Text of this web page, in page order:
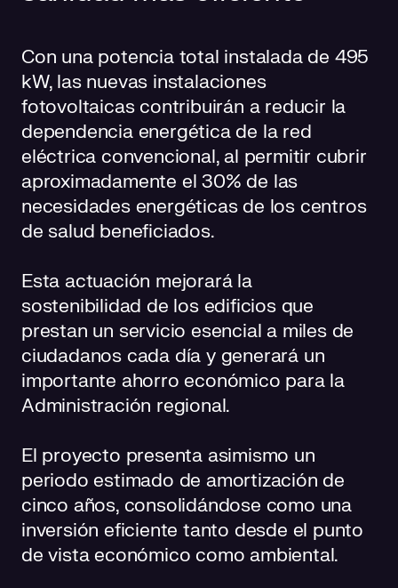
Con una potencia total instalada de 495
kW, las nuevas instalaciones
fotovoltaicas contribuirán a reducir la
dependencia energética de la red
eléctrica convencional, al permitir cubrir
aproximadamente el 30% de las
necesidades energéticas de los centros
de salud beneficiados.
Esta actuación mejorará la
sostenibilidad de los edificios que
prestan un servicio esencial a miles de
ciudadanos cada día y generará un
importante ahorro económico para la
Administración regional.
El proyecto presenta asimismo un
periodo estimado de amortización de
cinco años, consolidándose como una
inversión eficiente tanto desde el punto
de vista económico como ambiental.